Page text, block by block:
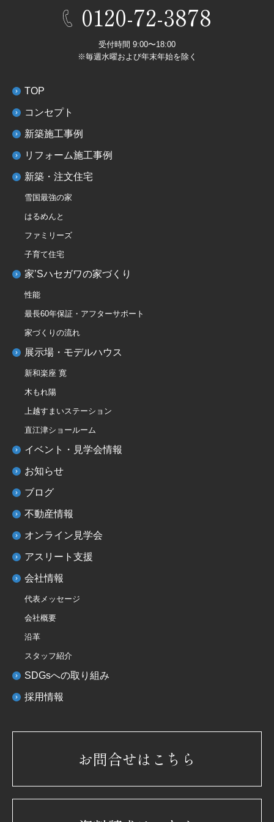
0120-72-3878
受付時間 9:00〜18:00
※毎週水曜および年末年始を除く
TOP
コンセプト
新築施工事例
リフォーム施工事例
新築・注文住宅
雪国最強の家
はるめんと
ファミリーズ
子育て住宅
家’Sハセガワの家づくり
性能
最長60年保証・アフターサポート
家づくりの流れ
展示場・モデルハウス
新和楽座 寛
木もれ陽
上越すまいステーション
直江津ショールーム
イベント・見学会情報
お知らせ
ブログ
不動産情報
オンライン見学会
アスリート支援
会社情報
代表メッセージ
会社概要
沿革
スタッフ紹介
SDGsへの取り組み
採用情報
お問合せはこちら